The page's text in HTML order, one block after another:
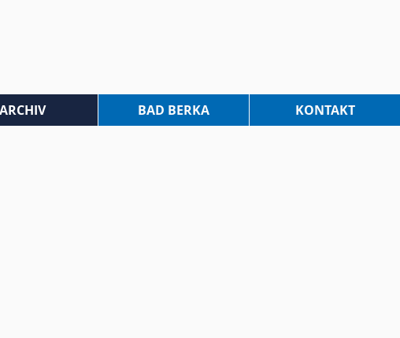
ARCHIV BAD BERKA KONTAKT